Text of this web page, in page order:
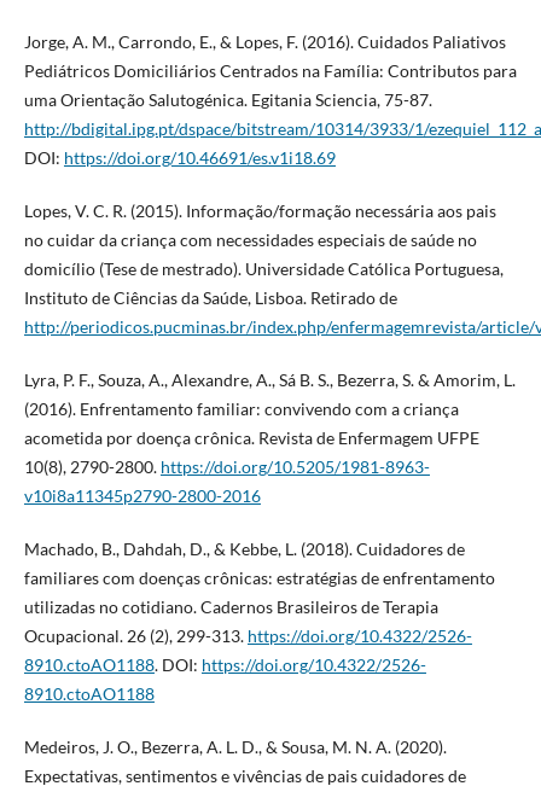
Jorge, A. M., Carrondo, E., & Lopes, F. (2016). Cuidados Paliativos
Pediátricos Domiciliários Centrados na Família: Contributos para
uma Orientação Salutogénica. Egitania Sciencia, 75-87.
http://bdigital.ipg.pt/dspace/bitstream/10314/3933/1/
DOI: https://doi.org/10.46691/es.v1i18.69
Lopes, V. C. R. (2015). Informação/formação necessária aos pais
no cuidar da criança com necessidades especiais de saúde no
domicílio (Tese de mestrado). Universidade Católica Portuguesa,
Instituto de Ciências da Saúde, Lisboa. Retirado de
http://periodicos.pucminas.br/index.php/enfermagemrevista/
Lyra, P. F., Souza, A., Alexandre, A., Sá B. S., Bezerra, S. & Amorim, L.
(2016). Enfrentamento familiar: convivendo com a criança
acometida por doença crônica. Revista de Enfermagem UFPE
10(8), 2790-2800. https://doi.org/10.5205/1981-8963-
v10i8a11345p2790-2800-2016
Machado, B., Dahdah, D., & Kebbe, L. (2018). Cuidadores de
familiares com doenças crônicas: estratégias de enfrentamento
utilizadas no cotidiano. Cadernos Brasileiros de Terapia
Ocupacional. 26 (2), 299-313. https://doi.org/10.4322/2526-
8910.ctoAO1188. DOI: https://doi.org/10.4322/2526-
8910.ctoAO1188
Medeiros, J. O., Bezerra, A. L. D., & Sousa, M. N. A. (2020).
Expectativas, sentimentos e vivências de pais cuidadores de